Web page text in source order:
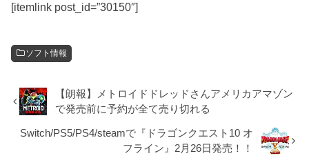
[itemlink post_id=”30150″]
ソフト情報
【朗報】メトロイドドレッドさんアメリカアマゾン
で発売前に予約が全て売り切れる
Switch/PS5/PS4/steamで『ドラゴンクエスト10 オ
フライン』2月26日発売！！